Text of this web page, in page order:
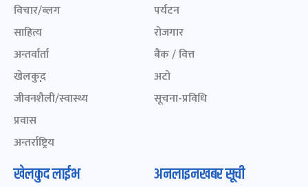
विचार/ब्लग
साहित्य
अन्तर्वार्ता
खेलकुद़़
जीवनशैली/स्वास्थ्य
प्रवास
अन्तर्राष्ट्रिय
पर्यटन
रोजगार
बैंक / वित्त
अटो
सूचना-प्रविधि
खेलकुद लाईभ अनलाइनखबर सूची